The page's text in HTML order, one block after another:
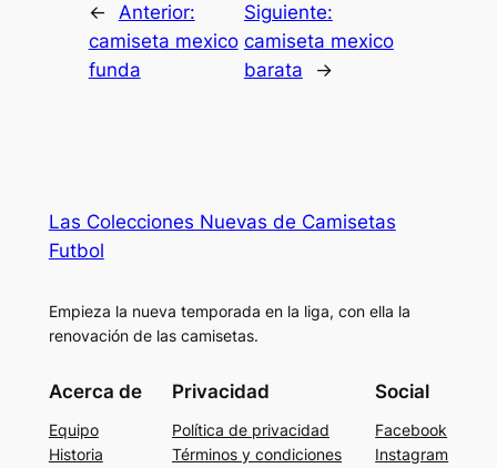
← Anterior:
camiseta mexico
funda
Siguiente:
camiseta mexico
barata
→
Las Colecciones Nuevas de Camisetas
Futbol
Empieza la nueva temporada en la liga, con ella la
renovación de las camisetas.
Acerca de
Equipo
Historia
Privacidad
Política de privacidad
Términos y condiciones
Social
Facebook
Instagram